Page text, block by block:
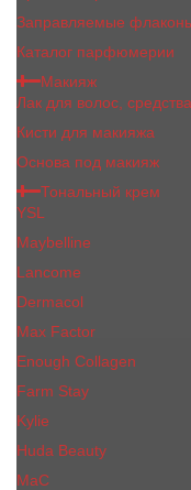
Заправляемые
Каталог парфюмерии
Макияж
Лак для волос,
Кисти для макияжа
Основа под макияж
Тональный крем
YSL
Maybelline
Lancome
Dermacol
Max Factor
Enough Collagen
Farm Stay
Kylie
Huda Beauty
МаС